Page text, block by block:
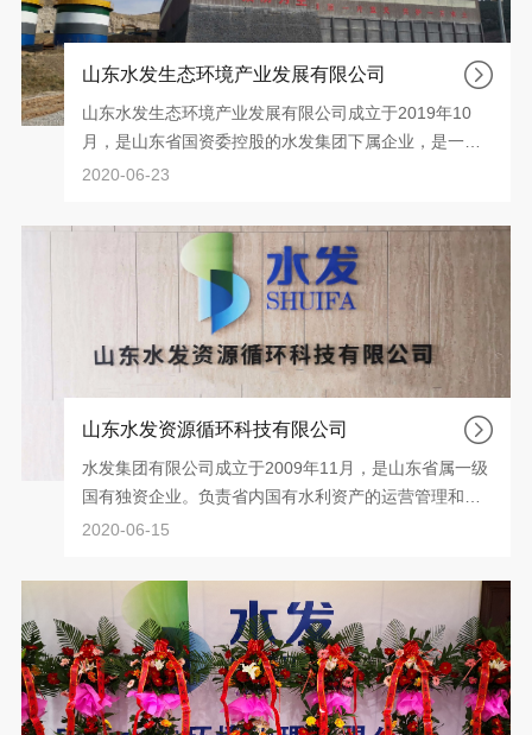
山东水发生态环境产业发展有限公司
山东水发生态环境产业发展有限公司成立于2019年10
月，是山东省国资委控股的水发集团下属企业，是一家
大型的国有控股企业，注册资本4亿元，总投资6亿余
筑石料开采、钙产品深加工、利用以及生态环境保护开
2020-06-23
山东水发资源循环科技有限公司
水发集团有限公司成立于2009年11月，是山东省属一级
国有独资企业。负责省内国有水利资产的运营管理和重
点水利工程的投融资，及省内外涉水项目和相关产业的
1200亿元，金融信用评级为AAA级。
2020-06-15